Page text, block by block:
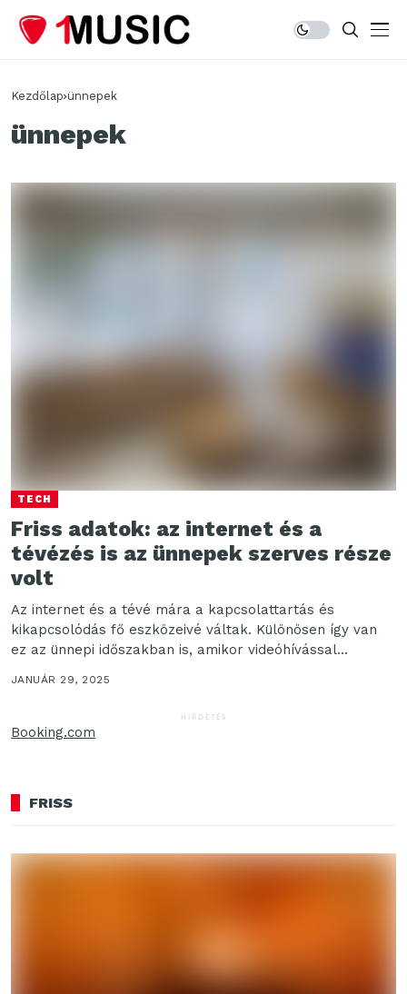
Kezdőlap ünnepek
ünnepek
TECH
Friss adatok: az internet és a
tévézés is az ünnepek szerves része
volt
Az internet és a tévé mára a kapcsolattartás és
kikapcsolódás fő eszközeivé váltak. Különösen így van
ez az ünnepi időszakban is, amikor videóhívással...
JANUÁR 29, 2025
HIRDETÉS
Booking.com
FRISS